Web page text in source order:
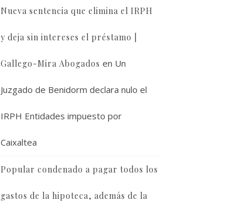
Nueva sentencia que elimina el IRPH
y deja sin intereses el préstamo |
Gallego-Mira Abogados en Un
Juzgado de Benidorm declara nulo el
IRPH Entidades impuesto por
Caixaltea
Popular condenado a pagar todos los
gastos de la hipoteca, además de la